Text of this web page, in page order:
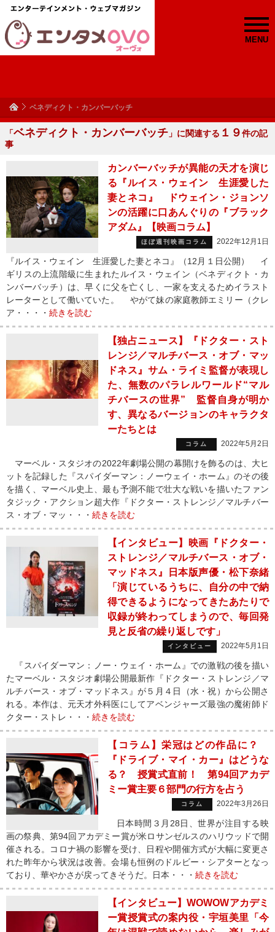
MENU
ベネディクト・カンバーバッチ
「ベネディクト・カンバーバッチ 」に関連する １９件の記
事
カンバーバッチが異能の天才を演じ
る『ルイス・ウェイン 生涯愛した
妻とネコ』 ドウェイン・ジョンソ
ンの活躍に口あんぐりの『ブラック
アダム』【映画コラム】
ほぼ週刊映画コラム 2022年12月1日
『ルイス・ウェイン 生涯愛した妻とネコ』（12月１日公開） イ
ギリスの上流階級に生まれたルイス・ウェイン（ベネディクト・カ
ンバーバッチ）は、早くに父を亡くし、一家を支えるためイラスト
レーターとして働いていた。 やがて妹の家庭教師エミリー（クレ
ア・・・・ 続きを読む
【独占ニュース】『ドクター・スト
レンジ／マルチバース・オブ・マッ
ドネス』サム・ライミ監督が表現し
た、無数のパラレルワールド“マル
チバースの世界” 監督自身が明か
す、異なるバージョンのキャラクタ
ーたちとは
コラム 2022年5月2日
マーベル・スタジオの2022年劇場公開の幕開けを飾るのは、大ヒ
ットを記録した『スパイダーマン：ノーウェイ・ホーム』のその後
を描く、マーベル史上、最も予測不能で壮大な戦いを描いたファン
タジック・アクション超大作『ドクター・ストレンジ／マルチバー
ス・オブ・マッ・・・ 続きを読む
【インタビュー】映画『ドクター・
ストレンジ／マルチバース・オブ・
マッドネス』日本版声優・松下奈緒
「演じているうちに、自分の中で納
得できるようになってきたあたりで
収録が終わってしまうので、毎回発
見と反省の繰り返しです」
インタビュー 2022年5月1日
『スパイダーマン：ノー・ウェイ・ホーム』での激戦の後を描い
たマーベル・スタジオ劇場公開最新作『ドクター・ストレンジ／マ
ルチバース・オブ・マッドネス』が５月４日（水・祝）から公開さ
れる。本作は、元天才外科医にしてアベンジャーズ最強の魔術師ド
クター・ストレ・・・ 続きを読む
【コラム】栄冠はどの作品に？
『ドライブ・マイ・カー』はどうな
る？ 授賞式直前！ 第94回アカデ
ミー賞主要６部門の行方を占う
コラム 2022年3月26日
日本時間３月28日、世界が注目する映
画の祭典、第94回アカデミー賞が米ロサンゼルスのハリウッドで開
催される。コロナ禍の影響を受け、日程や開催方式が大幅に変更さ
れた昨年から状況は改善。会場も恒例のドルビー・シアターとなっ
ており、華やかさが戻ってきそうだ。日本・・・ 続きを読む
【インタビュー】WOWOWアカデミ
ー賞授賞式の案内役・宇垣美里「今